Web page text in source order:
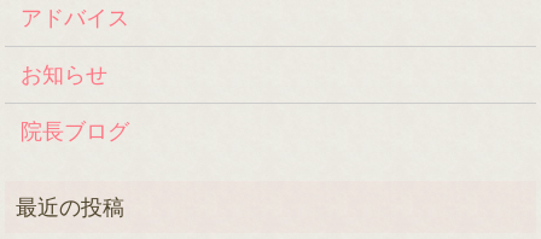
アドバイス
お知らせ
院長ブログ